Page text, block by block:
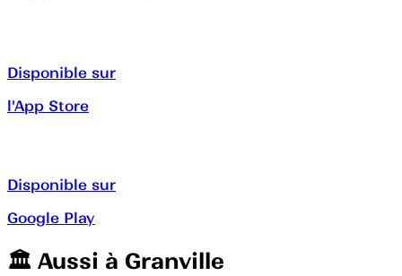
Disponible sur
l'App Store
Disponible sur
Google Play
🏛️️ Aussi à Granville